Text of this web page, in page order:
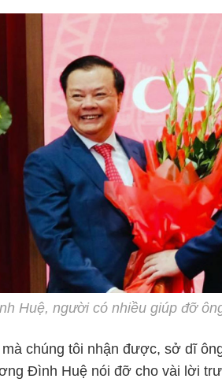
Huệ, người có nhiều giúp đỡ
chúng tôi nhận được, sở dĩ
Đình Huệ nói đỡ cho vài lời